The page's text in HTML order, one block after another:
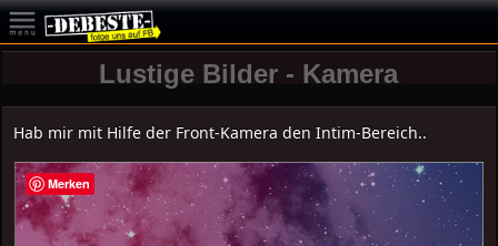
Lustige Bilder - Kamera
Hab mir mit Hilfe der Front-Kamera den Intim-Bereich..
Merken